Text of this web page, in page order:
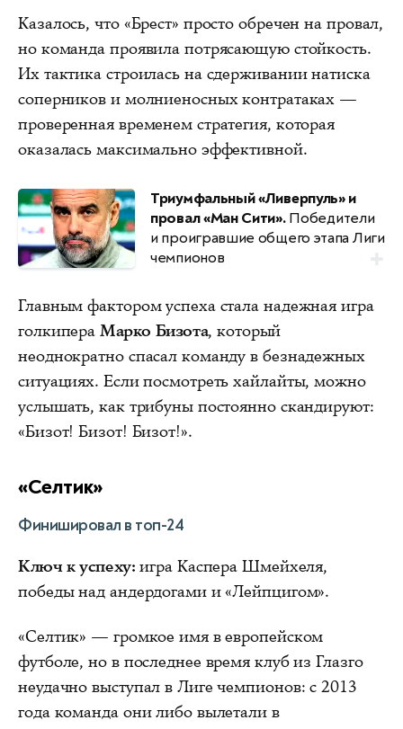
Казалось, что «Брест» просто обречен на провал,
но команда проявила потрясающую стойкость.
Их тактика строилась на сдерживании натиска
соперников и молниеносных контратаках —
проверенная временем стратегия, которая
оказалась максимально эффективной.
Триумфальный «Ливерпуль» и
провал «Ман Сити».Победители
и проигравшие общего этапа Лиги
чемпионов
Главным фактором успеха стала надежная игра
голкипераМарко Бизота, который
неоднократно спасал команду в безнадежных
ситуациях. Если посмотреть хайлайты, можно
услышать, как трибуны постоянно скандируют:
«Бизот! Бизот! Бизот!».
«Селтик»
Финишировал в топ-24
Ключ к успеху: игра Каспера Шмейхеля,
победы над андердогами и «Лейпцигом».
«Селтик» — громкое имя в европейском
футболе, но в последнее время клуб из Глазго
неудачно выступал в Лиге чемпионов: с 2013
года команда они либо вылетали в